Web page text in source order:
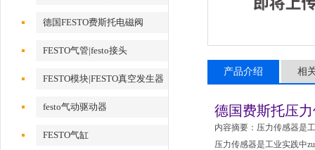
德国FESTO费斯托电磁阀
FESTO气管|festo接头
FESTO模块|FESTO真空发生器
festo气动驱动器
FESTO气缸
产品介绍 相
德国费斯托压
内容摘要：压力传感器是
压力传感器是工业实践中